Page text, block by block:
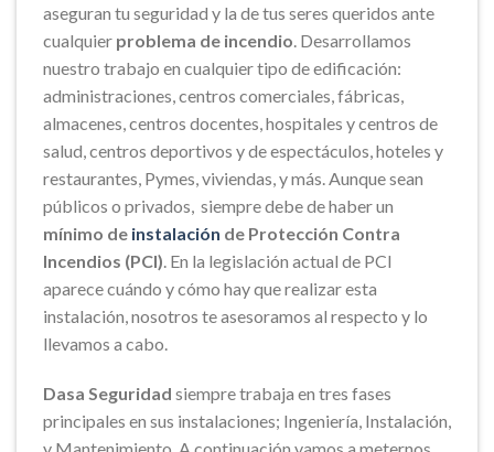
aseguran tu seguridad y la de tus seres queridos ante
cualquier problema de incendio . Desarrollamos
nuestro trabajo en cualquier tipo de edificación:
administraciones, centros comerciales, fábricas,
almacenes, centros docentes, hospitales y centros de
salud, centros deportivos y de espectáculos, hoteles y
restaurantes, Pymes, viviendas, y más. Aunque sean
públicos o privados, siempre debe de haber un
mínimo de instalación de Protección Contra
Incendios (PCI) . En la legislación actual de PCI
aparece cuándo y cómo hay que realizar esta
instalación, nosotros te asesoramos al respecto y lo
llevamos a cabo.
Dasa Seguridad siempre trabaja en tres fases
principales en sus instalaciones; Ingeniería, Instalación,